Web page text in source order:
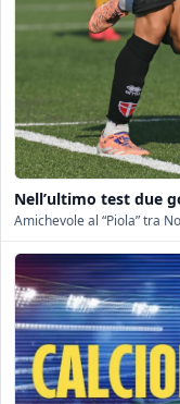
Nell’ultimo test due
Amichevole al “Piola” tra